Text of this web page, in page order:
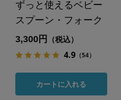
ずっと使えるベビー
スプーン・フォーク
3,300円 （税込）
4.9（54）
カートに入れる